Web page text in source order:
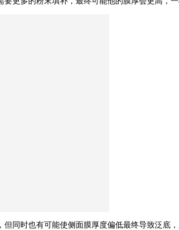
同时也有可能使侧面膜厚度偏低最终导致泛底